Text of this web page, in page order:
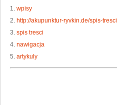
1. wpisy
2. http://akupunktur-ryvkin.de/spis-tresci
3. spis tresci
4. nawigacja
5. artykuly